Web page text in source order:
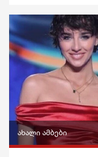
პოლიტიკა
საზოგადოება
განათლება
ჯანდაცვა
კულტურა
გართობა
ახალი ამბები